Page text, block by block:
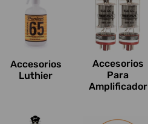
Accesorios
Luthier
Accesorios
Para
Amplificador